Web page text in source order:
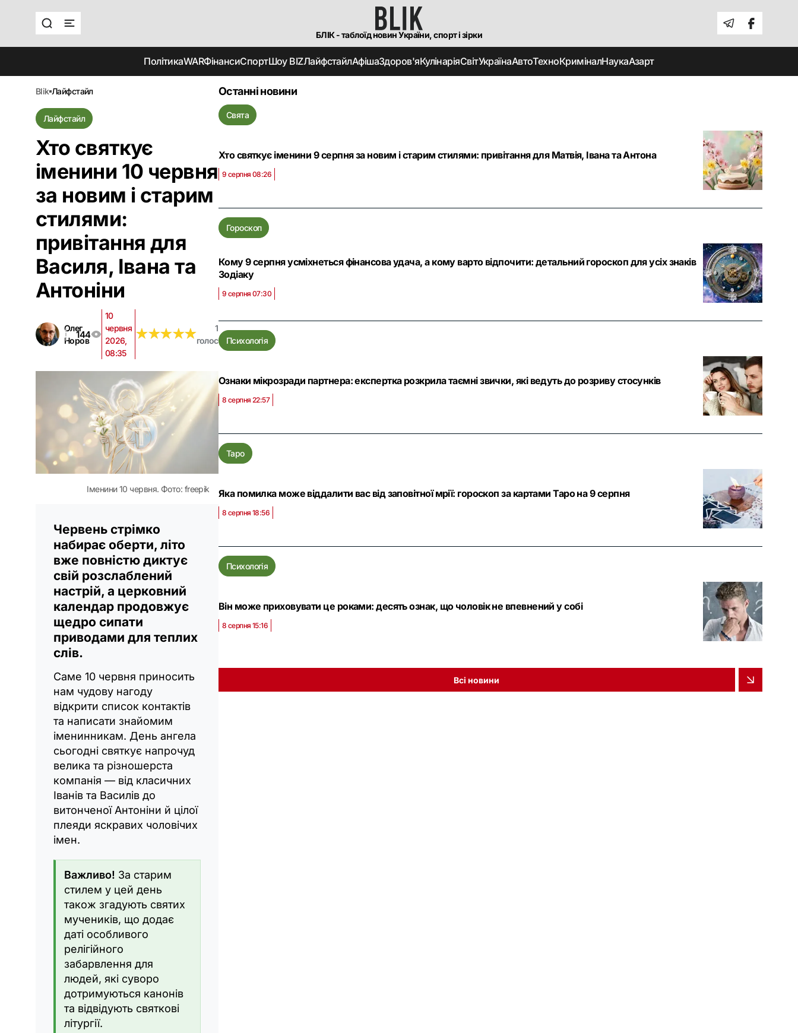
БЛІК - таблоїд новин України, спорт і зірки
ПолітикаWARФінансиСпортШоу BIZЛайфстайлАфішаЗдоров'яКулінаріяСвітУкраїнаАвтоТехноКриміналНаукаАзарт
blik лайфстайл
Лайфстайл
Хто святкує
іменини 10 червня
за новим і старим
стилями:
привітання для
Василя, Івана та
Антоніни
Олег
Норов
144
10
червня
2026,
08:35
★★★★★
★★★★★
1
голос
Іменини 10 червня. Фото: freepik
Червень стрімко
набирає оберти, літо
вже повністю диктує
свій розслаблений
настрій, а церковний
календар продовжує
щедро сипати
приводами для теплих
слів.
Саме 10 червня приносить
нам чудову нагоду
відкрити список контактів
та написати знайомим
іменинникам. День ангела
сьогодні святкує напрочуд
велика та різношерста
компанія — від класичних
Іванів та Василів до
витонченої Антоніни й цілої
плеяди яскравих чоловічих
імен.
Важливо! За старим
стилем у цей день
також згадують святих
мучеників, що додає
даті особливого
релігійного
забарвлення для
людей, які суворо
дотримуються канонів
та відвідують святкові
літургії.
Останні новини
Свята
Хто святкує іменини 9 серпня за новим і старим стилями: привітання для Матвія, Івана та Антона
9 серпня 08:26
Гороскоп
Кому 9 серпня усміхнеться фінансова удача, а кому варто відпочити: детальний гороскоп для усіх знаків
Зодіаку
9 серпня 07:30
Психологія
Ознаки мікрозради партнера: експертка розкрила таємні звички, які ведуть до розриву стосунків
8 серпня 22:57
Таро
Яка помилка може віддалити вас від заповітної мрії: гороскоп за картами Таро на 9 серпня
8 серпня 18:56
Психологія
Він може приховувати це роками: десять ознак, що чоловік не впевнений у собі
8 серпня 15:16
Всі новини